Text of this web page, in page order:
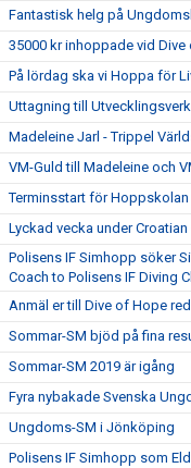
Fantastisk helg på
35000 kr inhoppade vid
På lördag ska vi Hoppa för
Uttagning till
Madeleine Jarl - Trippel
VM-Guld till Madeleine och
Terminsstart för Hoppskolan
Lyckad vecka under
Polisens IF Simhopp söker
Coach to Polisens IF Diving
Anmäl er till Dive of Hope
Sommar-SM bjöd på fina
Sommar-SM 2019 är igång
Fyra nybakade Svenska
Ungdoms-SM i Jönköping
Polisens IF Simhopp som